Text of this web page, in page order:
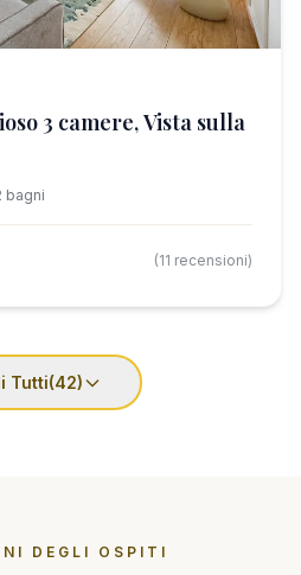
3 camere, Vista sulla
bagni
(11 recensioni)
Tutti(42)
DEGLI OSPITI